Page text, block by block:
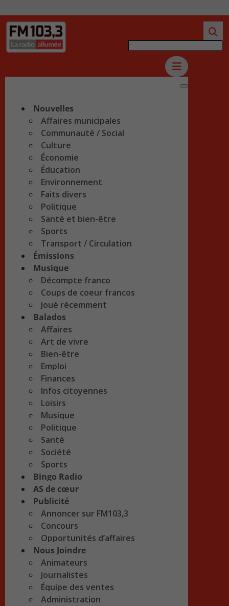
Nouvelles
Affaires municipales
Communauté / Social
Culture
Économie
Éducation
Environnement
Faits divers
Politique
Santé et bien-être
Sports
Transport / Circulation
Émissions
Musique
Décompte franco
Coups de coeur francos
Joué récemment
Balados
Affaires
Art de vivre
Bien-être
Emploi
Finances
Infos citoyennes
Loisirs
Musique
Politique
Santé
Société
Sports
Bingo Radio
AS de cœur
Publicité
Annoncer sur FM103,3
Concours
Opportunités d’affaires
Nous Joindre
Animateurs
Journalistes
Équipe des ventes
Administration